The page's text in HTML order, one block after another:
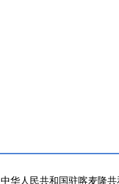
中华人民共和国驻喀麦隆